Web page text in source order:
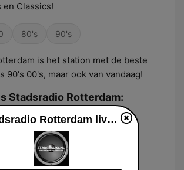
en Classics!
80's 90's
is het station met de beste
90's 00's, maar ook van vandaag!
Stadsradio Rotterdam:
Laatste 30 dagen
Stadsradio Rotterdam live luisteren